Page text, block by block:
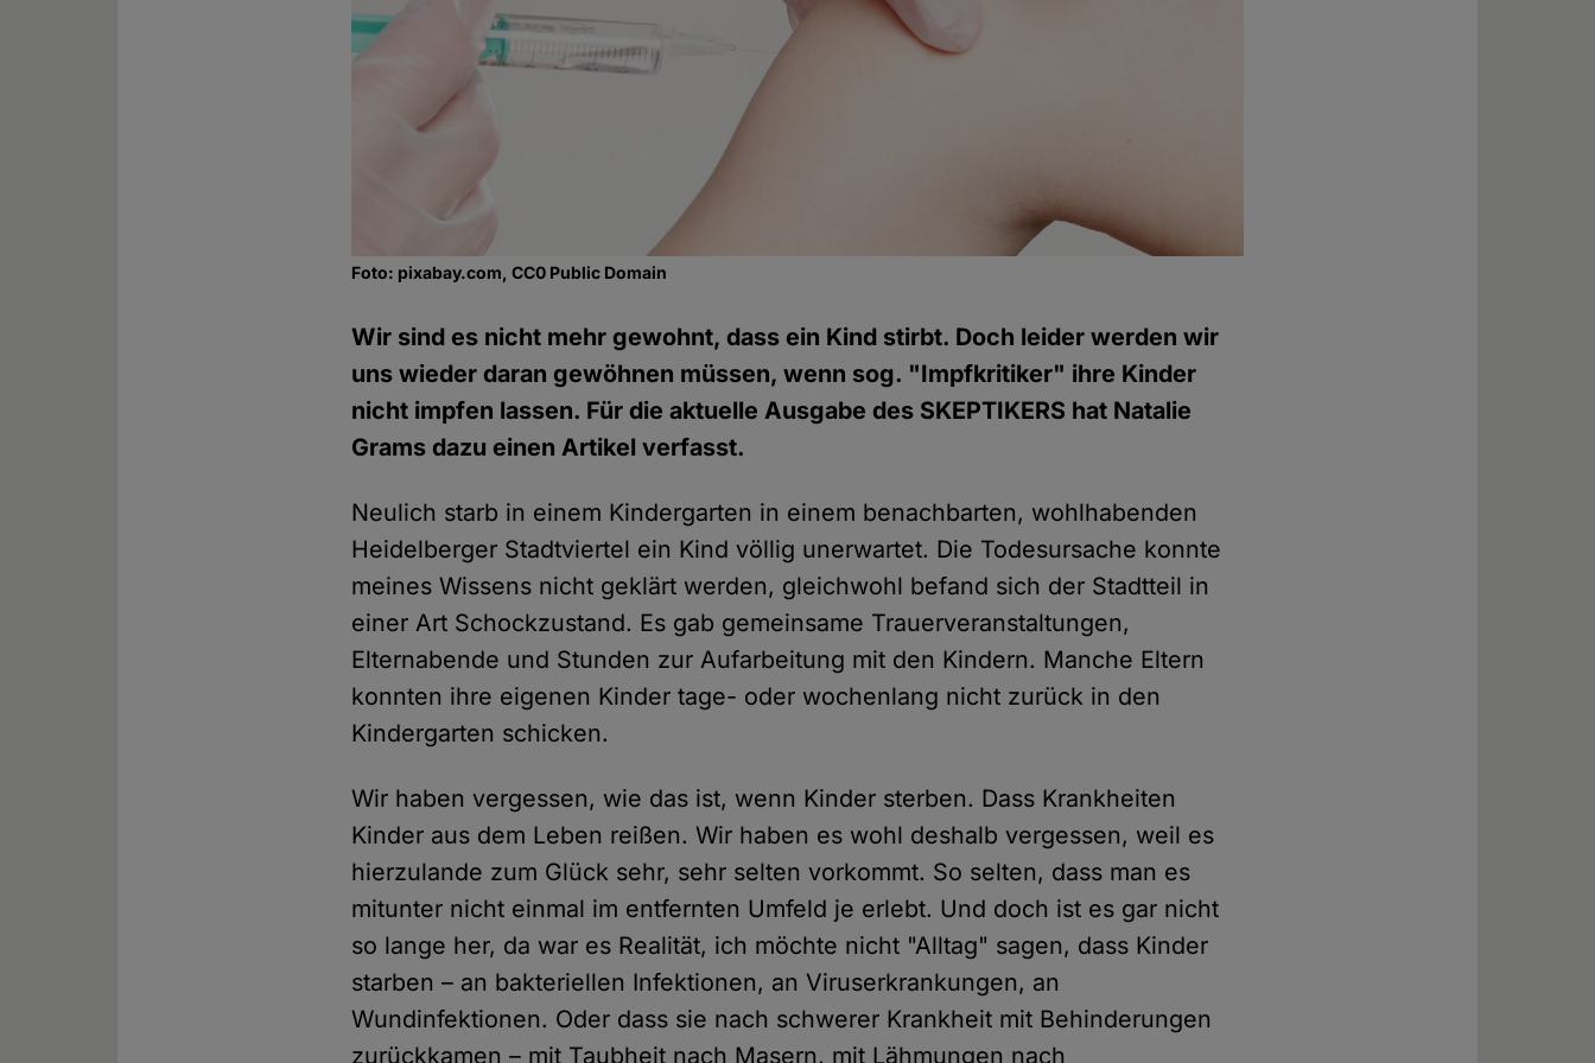
Foto: pixabay.com, CC0 Public Domain
Wir sind es nicht mehr gewohnt, dass ein Kind stirbt. Doch leider werden wir
uns wieder daran gewöhnen müssen, wenn sog. "Impfkritiker" ihre Kinder
nicht impfen lassen. Für die aktuelle Ausgabe des SKEPTIKERS hat Natalie
Grams dazu einen Artikel verfasst.
Neulich starb in einem Kindergarten in einem benachbarten, wohlhabenden
Heidelberger Stadtviertel ein Kind völlig unerwartet. Die Todesursache konnte
meines Wissens nicht geklärt werden, gleichwohl befand sich der Stadtteil in
einer Art Schockzustand. Es gab gemeinsame Trauerveranstaltungen,
Elternabende und Stunden zur Aufarbeitung mit den Kindern. Manche Eltern
konnten ihre eigenen Kinder tage- oder wochenlang nicht zurück in den
Kindergarten schicken.
Wir haben vergessen, wie das ist, wenn Kinder sterben. Dass Krankheiten
Kinder aus dem Leben reißen. Wir haben es wohl deshalb vergessen, weil es
hierzulande zum Glück sehr, sehr selten vorkommt. So selten, dass man es
mitunter nicht einmal im entfernten Umfeld je erlebt. Und doch ist es gar nicht
so lange her, da war es Realität, ich möchte nicht "Alltag" sagen, dass Kinder
starben – an bakteriellen Infektionen, an Viruserkrankungen, an
Wundinfektionen. Oder dass sie nach schwerer Krankheit mit Behinderungen
zurückkamen – mit Taubheit nach Masern, mit Lähmungen nach